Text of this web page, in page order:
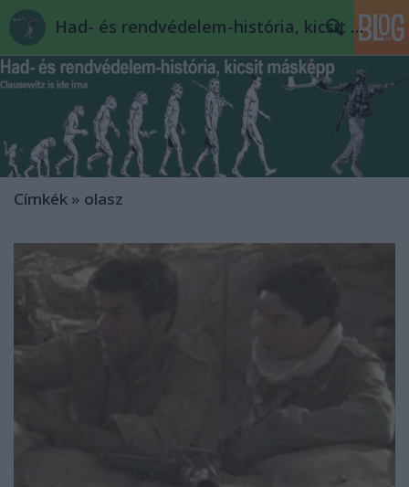
Had- és rendvédelem-história, kicsit másképp
Címkék » olasz